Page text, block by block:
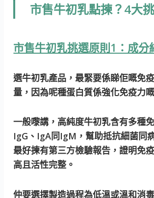
市售牛初乳點揀？4大
市售牛初乳挑選原則1：成分
選牛初乳產品，最緊要係睇佢嘅免
量 ，因為呢種蛋白質係強化免疫力
一般嚟講，高純度牛初乳含有多種
IgG、IgA同IgM，幫助抵抗細菌同
最好揀有第三方檢驗報告，證明免
高且活性完整。
仲要選擇製造過程為低溫或溫和消